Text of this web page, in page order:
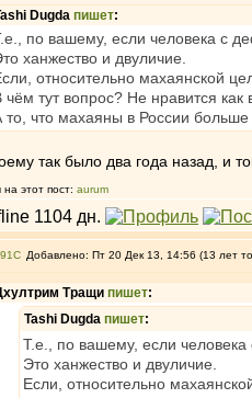
Dugda пишет:
по вашему, если человека с
ханжество и двуличие.
относительно махаянской
чём тут вопрос? Не нравится
то, что махаяны в России
так было два года назад, и
этот пост: aurum
Добавлено: Пт 20 Дек 13, 14:56 (13 лет
Тращи пишет:
Tashi Dugda пишет:
Т.е., по вашему, если
Это ханжество и двуличие.
Если, относительно